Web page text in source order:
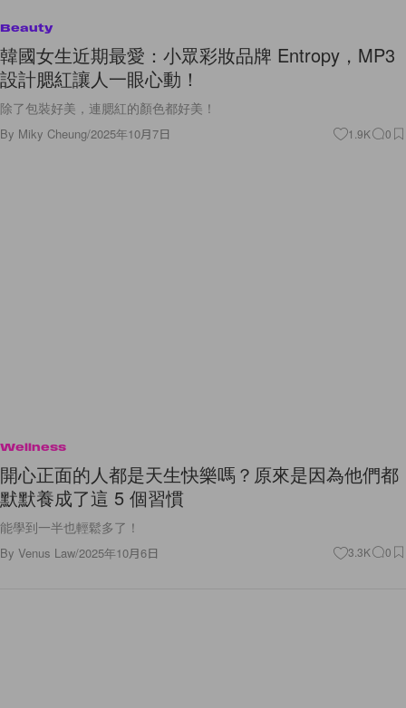
Beauty
韓國女生近期最愛：小眾彩妝品牌 Entropy，MP3
設計腮紅讓人一眼心動！
除了包裝好美，連腮紅的顏色都好美！
By Miky Cheung/2025年10月7日 1.9K 0
Wellness
開心正面的人都是天生快樂嗎？原來是因為他們都
默默養成了這 5 個習慣
能學到一半也輕鬆多了！
By Venus Law/2025年10月6日 3.3K 0